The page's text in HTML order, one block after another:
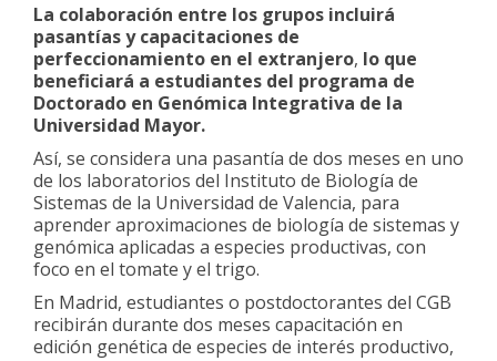
La colaboración entre los grupos incluirá
pasantías y capacitaciones de
perfeccionamiento en el extranjero, lo que
beneficiará a estudiantes del programa de
Doctorado en Genómica Integrativa de la
Universidad Mayor.
Así, se considera una pasantía de dos meses en uno
de los laboratorios del Instituto de Biología de
Sistemas de la Universidad de Valencia, para
aprender aproximaciones de biología de sistemas y
genómica aplicadas a especies productivas, con
foco en el tomate y el trigo.
En Madrid, estudiantes o postdoctorantes del CGB
recibirán durante dos meses capacitación en
edición genética de especies de interés productivo,